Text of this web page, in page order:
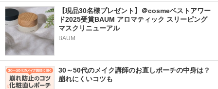
【現品30名様プレゼント】＠cosmeベストアワー
ド2025受賞BAUM アロマティック スリーピング
マスクリニューアル
BAUM
30～50代のメイク講師のお直しポーチの中身は？
崩れにくいコツも